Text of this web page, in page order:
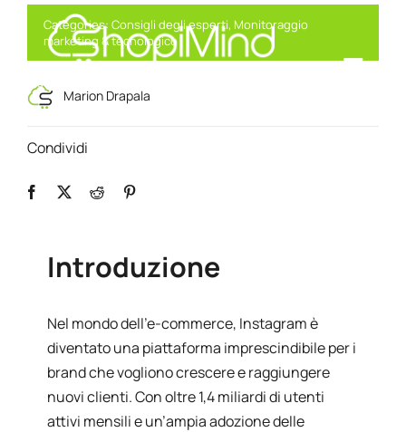
content
Marketing Intelligente, Alimentato da AI
Solution
Resources & Partners
Offerte
Categories: Consigli degli esperti, Monitoraggio
marketing & tecnologico
Marion Drapala
Condividi
Introduzione
Nel mondo dell'e-commerce, Instagram è
diventato una piattaforma imprescindibile per i
brand che vogliono crescere e raggiungere
nuovi clienti. Con oltre 1,4 miliardi di utenti
attivi mensili e un’ampia adozione delle